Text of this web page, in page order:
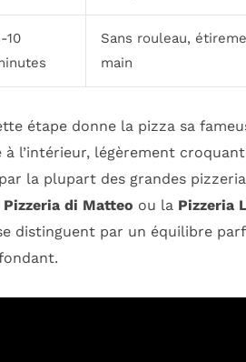
10
Sans rouleau,
main
étape donne la pizza sa
l’intérieur, légèrement
la plupart des grandes
Pizzeria di Matteo ou la Pizzeria
distinguent par un équilibre